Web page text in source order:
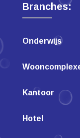
Branches:
Onderwijs
Kantoor
Hotel